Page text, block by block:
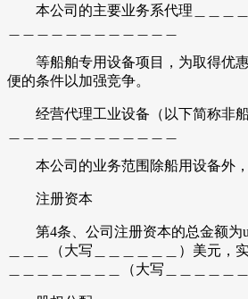
本公司的主要业务系代理＿＿＿＿
等船舶专用设备项目，为取得优惠
便的条件以加强竞争。
经营代理工业设备（以下简称非船
本公司的业务范围除船用设备外，
注册资本
第4条、公司注册资本的总金额为
＿＿＿（大写＿＿＿＿＿＿）美元，
＿＿＿＿＿＿＿＿（大写＿＿＿＿＿